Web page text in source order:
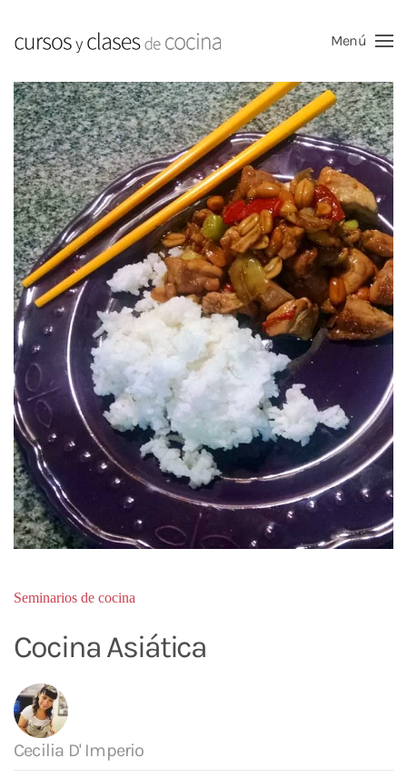
Skip to main content
Menú
Seminarios de cocina
Cocina Asiática
Cecilia D' Imperio